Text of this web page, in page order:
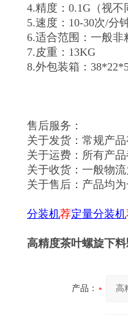
4.精度：0.1G（视不
5.速度：10-30次/分
6.适合范围：一般非
7.皮重：13KG
8.外包装箱：
售后服务：
关于发货：常规产
关于运费：所有产
关于收货：一般物
关于售后：产品均
分装机荐定量分装机
高精度茶叶螺旋下
产品：